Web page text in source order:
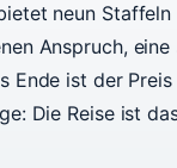
neun
Anspruch,
Ende ist der
Die Reise ist